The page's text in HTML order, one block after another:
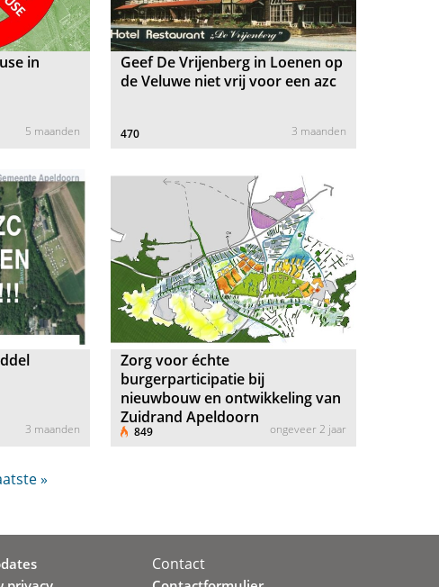
in
5 maanden
Geef De Vrijenberg in Loenen op
de Veluwe niet vrij voor een azc
470 3 maanden
3 maanden
Zorg voor échte
burgerparticipatie bij
nieuwbouw en ontwikkeling van
Zuidrand Apeldoorn
849 ongeveer 2 jaar
»
Contact